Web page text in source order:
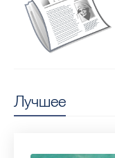
Лучшее